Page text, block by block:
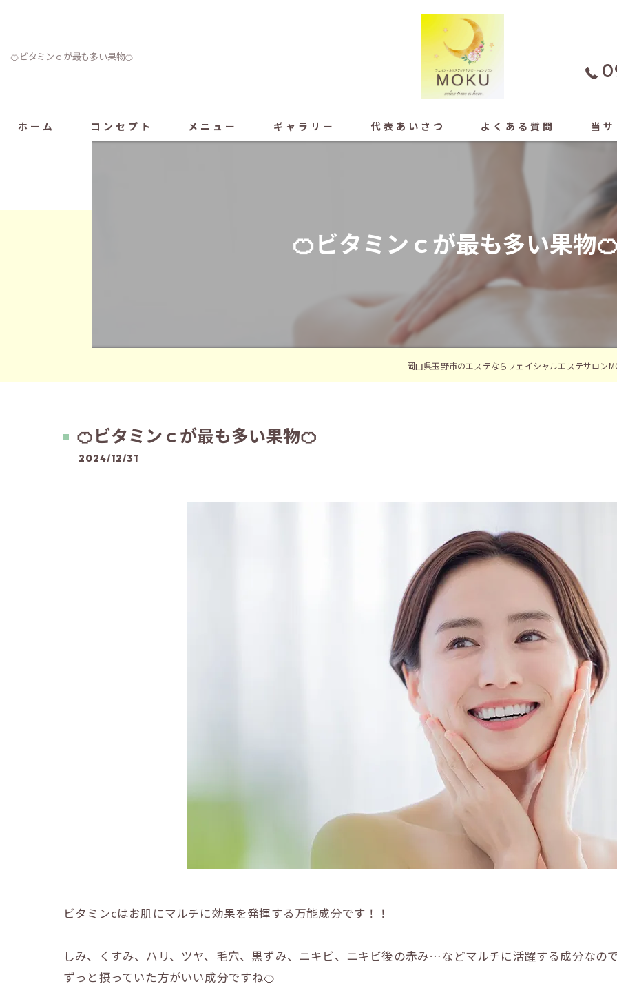
🍊ビタミンｃが最も多い果物🍊
ホーム コンセプト メニュー ギャラリー 代表あいさつ よくある質問 当
よも
フェ
もみほ
🍊ビタミンｃが最も多い果物
岡山県玉野市のエステならフェイシャルエステサロン
🍊ビタミンｃが最も多い果物🍊
2024/12/31
ビタミンcはお肌にマルチに効果を発揮する万能成分です！！
しみ、くすみ、ハリ、ツヤ、毛穴、黒ずみ、ニキビ、ニキビ後の赤み…などマルチに活躍する成分なので
ずっと摂っていた方がいい成分ですね🍊